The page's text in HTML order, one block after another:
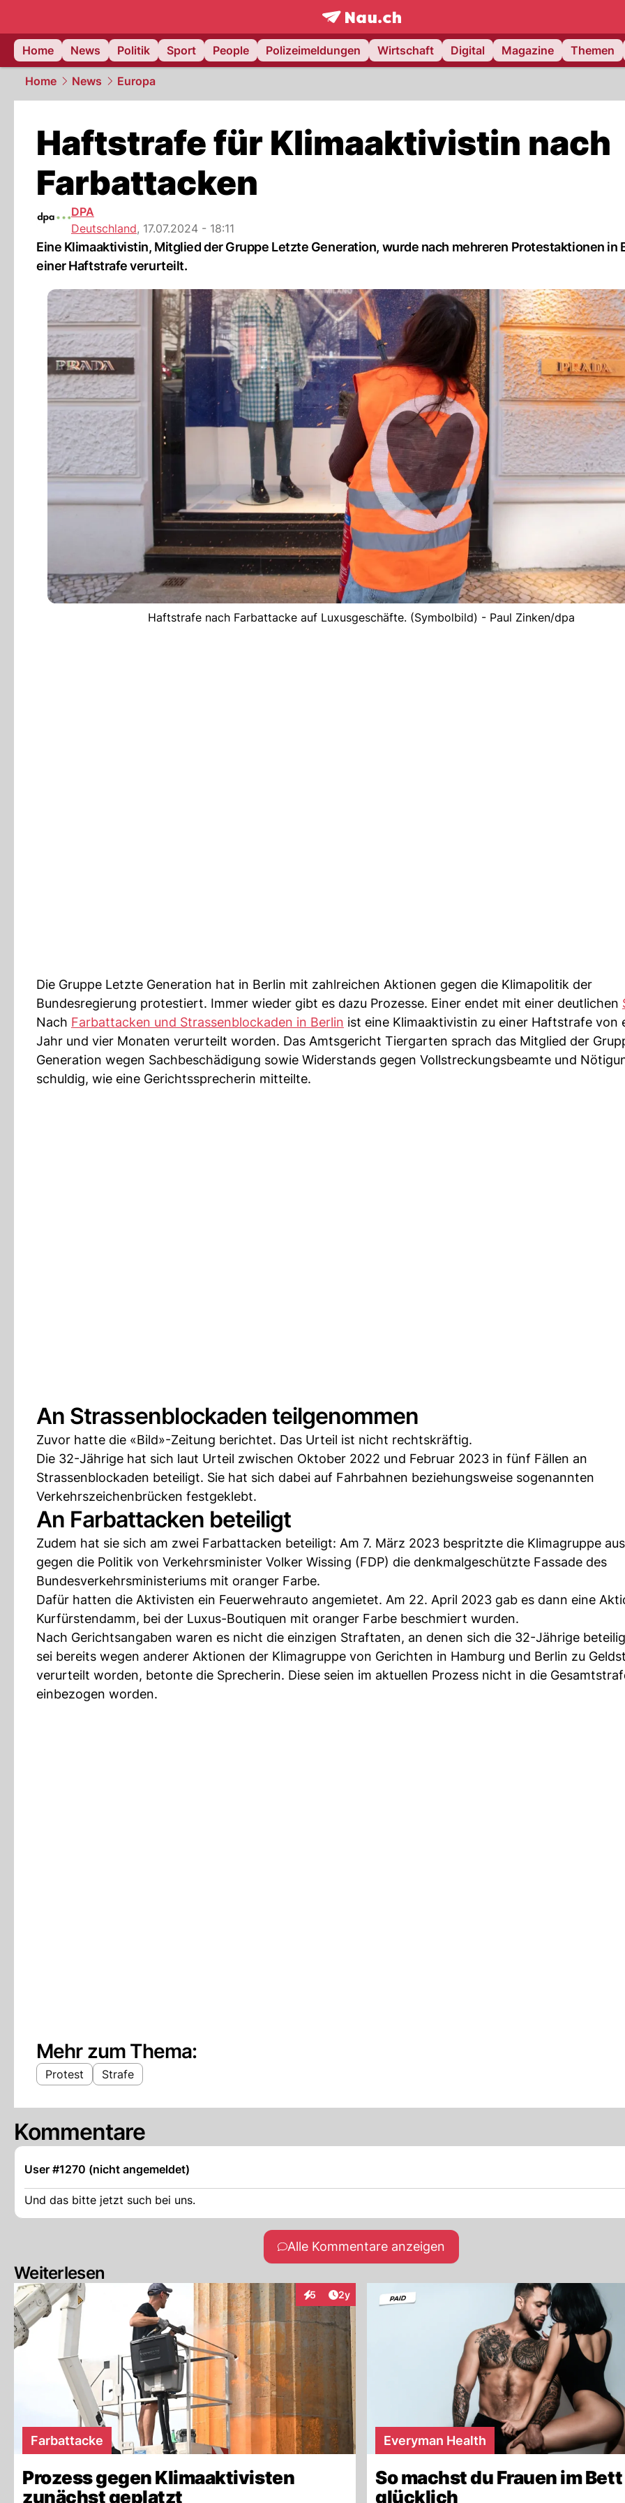
frontpage.NAU.ch
Home
News Politik Sport People Polizeimeldungen Wirtschaft Digital Magazine Themen
Home News Europa
Haftstrafe für Klimaaktivistin nach
Farbattacken
DPA
Deutschland, 17.07.2024 - 18:11
Eine Klimaaktivistin, Mitglied der Gruppe Letzte Generation, wurde nach mehreren Protestaktionen in
einer Haftstrafe verurteilt.
Haftstrafe nach Farbattacke auf Luxusgeschäfte. (Symbolbild) - Paul Zinken/dpa
Die Gruppe Letzte Generation hat in Berlin mit zahlreichen Aktionen gegen die Klimapolitik der
Bundesregierung protestiert. Immer wieder gibt es dazu Prozesse. Einer endet mit einer deutlichen
Nach Farbattacken und Strassenblockaden in Berlin ist eine Klimaaktivistin zu einer Haftstrafe von
Jahr und vier Monaten verurteilt worden. Das Amtsgericht Tiergarten sprach das Mitglied der
Generation wegen Sachbeschädigung sowie Widerstands gegen Vollstreckungsbeamte und
schuldig, wie eine Gerichtssprecherin mitteilte.
An Strassenblockaden teilgenommen
Zuvor hatte die «Bild»-Zeitung berichtet. Das Urteil ist nicht rechtskräftig.
Die 32-Jährige hat sich laut Urteil zwischen Oktober 2022 und Februar 2023 in fünf Fällen an
Strassenblockaden beteiligt. Sie hat sich dabei auf Fahrbahnen beziehungsweise sogenannten
Verkehrszeichenbrücken festgeklebt.
An Farbattacken beteiligt
Zudem hat sie sich am zwei Farbattacken beteiligt: Am 7. März 2023 bespritzte die Klimagruppe aus
gegen die Politik von Verkehrsminister Volker Wissing (FDP) die denkmalgeschützte Fassade des
Bundesverkehrsministeriums mit oranger Farbe.
Dafür hatten die Aktivisten ein Feuerwehrauto angemietet. Am 22. April 2023 gab es dann eine
Kurfürstendamm, bei der Luxus-Boutiquen mit oranger Farbe beschmiert wurden.
Nach Gerichtsangaben waren es nicht die einzigen Straftaten, an denen sich die 32-Jährige
sei bereits wegen anderer Aktionen der Klimagruppe von Gerichten in Hamburg und Berlin zu
verurteilt worden, betonte die Sprecherin. Diese seien im aktuellen Prozess nicht in die
einbezogen worden.
Mehr zum Thema:
Protest Strafe
Kommentare
User #1270 (nicht angemeldet)
Und das bitte jetzt such bei uns.
Alle Kommentare anzeigen
Weiterlesen
5
InteraktionenArtikel veröffentlicht:
2y
Farbattacke
Prozess gegen Klimaaktivisten
zunächst geplatzt
Everyman Health
So machst du Frauen im Bett
glücklich